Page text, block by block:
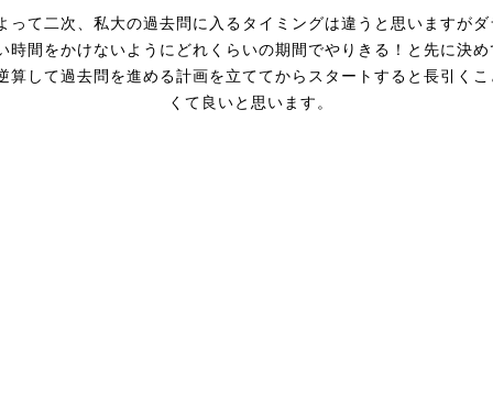
って二次、私大の過去問に入るタイミングは違うと思いますが
時間をかけないようにどれくらいの期間でやりきる！と先に決
算して過去問を進める計画を立ててからスタートすると長引く
くて良いと思います。